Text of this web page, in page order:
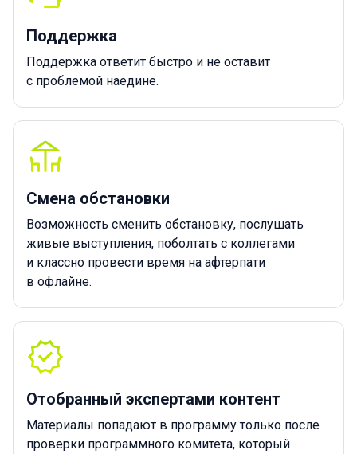
Поддержка
Поддержка ответит быстро и не оставит
с проблемой наедине.
Смена обстановки
Возможность сменить обстановку, послушать
живые выступления, поболтать с коллегами
и классно провести время на афтерпати
в офлайне.
Отобранный экспертами контент
Материалы попадают в программу только после
проверки программного комитета, который